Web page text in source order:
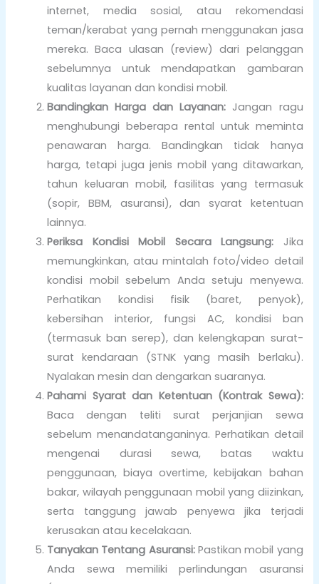
internet, media sosial, atau rekomendasi
teman/kerabat yang pernah menggunakan jasa
mereka. Baca ulasan (review) dari pelanggan
sebelumnya untuk mendapatkan gambaran
kualitas layanan dan kondisi mobil.
Bandingkan Harga dan Layanan: Jangan ragu
menghubungi beberapa rental untuk meminta
penawaran harga. Bandingkan tidak hanya
harga, tetapi juga jenis mobil yang ditawarkan,
tahun keluaran mobil, fasilitas yang termasuk
(sopir, BBM, asuransi), dan syarat ketentuan
lainnya.
Periksa Kondisi Mobil Secara Langsung: Jika
memungkinkan, atau mintalah foto/video detail
kondisi mobil sebelum Anda setuju menyewa.
Perhatikan kondisi fisik (baret, penyok),
kebersihan interior, fungsi AC, kondisi ban
(termasuk ban serep), dan kelengkapan surat-
surat kendaraan (STNK yang masih berlaku).
Nyalakan mesin dan dengarkan suaranya.
Pahami Syarat dan Ketentuan (Kontrak Sewa):
Baca dengan teliti surat perjanjian sewa
sebelum menandatanganinya. Perhatikan detail
mengenai durasi sewa, batas waktu
penggunaan, biaya overtime, kebijakan bahan
bakar, wilayah penggunaan mobil yang diizinkan,
serta tanggung jawab penyewa jika terjadi
kerusakan atau kecelakaan.
Tanyakan Tentang Asuransi:Pastikan mobil yang
Anda sewa memiliki perlindungan asuransi